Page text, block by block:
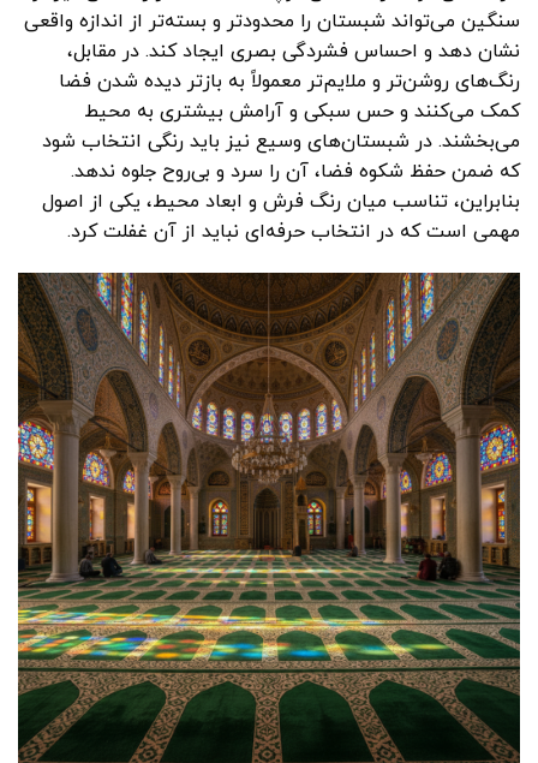
سنگین می‌تواند شبستان را محدودتر و بسته‌تر از اندازه واقعی
نشان دهد و احساس فشردگی بصری ایجاد کند. در مقابل،
رنگ‌های روشن‌تر و ملایم‌تر معمولاً به بازتر دیده شدن فضا
کمک می‌کنند و حس سبکی و آرامش بیشتری به محیط
می‌بخشند. در شبستان‌های وسیع نیز باید رنگی انتخاب شود
که ضمن حفظ شکوه فضا، آن را سرد و بی‌روح جلوه ندهد.
بنابراین، تناسب میان رنگ فرش و ابعاد محیط، یکی از اصول
مهمی است که در انتخاب حرفه‌ای نباید از آن غفلت کرد.